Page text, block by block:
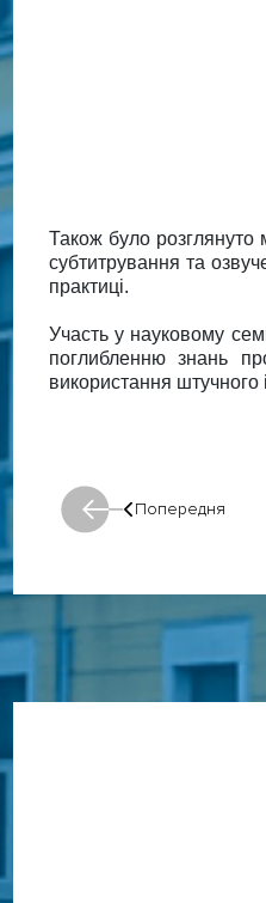
Також було розглянуто
субтитрування та
практиці.
Участь у науковому
поглибленню знань
використання штучного
Попередня
Попередня: Попередня